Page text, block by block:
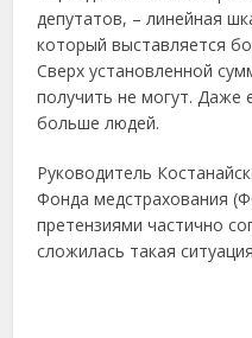
депутатов, – линейная
который выставляется
Сверх установленной
получить не могут. Даже
больше людей.
Руководитель
Фонда медстрахования
претензиями частично
сложилась такая